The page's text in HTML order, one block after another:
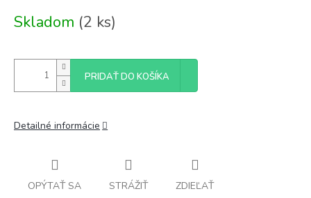
cena:
Skladom (2 ks)
PRIDAŤ DO KOŠÍKA
Detailné informácie
OPÝTAŤ SA STRÁŽIŤ ZDIEĽAŤ